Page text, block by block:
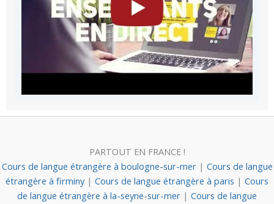
PARTOUT EN FRANCE !
Cours de langue étrangère à boulogne-sur-mer | Cours de langue
étrangère à firminy | Cours de langue étrangère à paris | Cours
de langue étrangère à la-seyne-sur-mer | Cours de langue